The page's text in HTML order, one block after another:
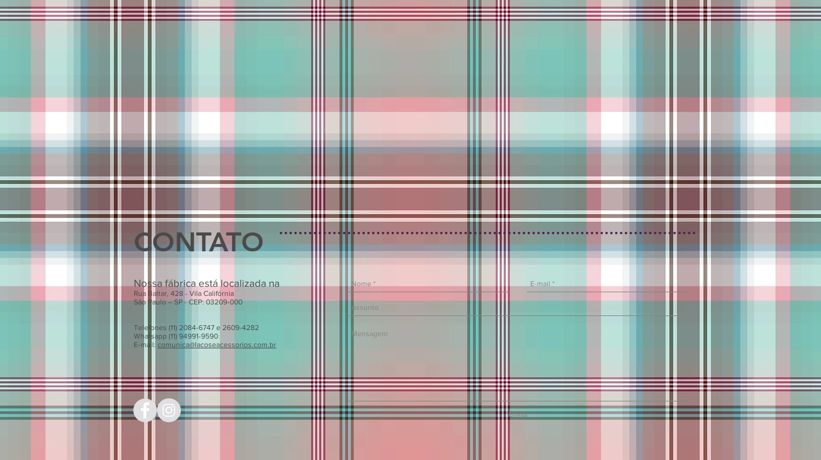
CONTATO
Nossa fábrica está localizada na
Rua Baltar, 428 - Vila Califórnia
São Paulo – SP - CEP: 03209-000
Telefones (11) 2084-6747 e 2609-4282
Whatsapp (11) 94991-9590
E-mail: comunica@lacoseacessorios.com.br
Enviar